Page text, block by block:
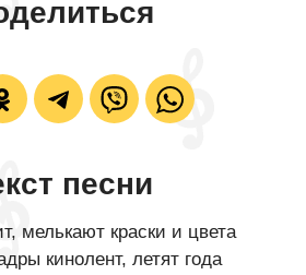
песни
мелькают краски и цвета
кинолент, летят года